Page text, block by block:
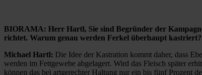
BIORAMA: Herr Hartl, Sie sind Begründer der
richtet. Warum genau werden Ferkel überhaupt kastriert?
Michael Hartl: Die Idee der Kastration kommt daher, dass
werden im Fettgewebe abgelagert. Wird das Fleisch später
können das bei artgerechter Haltung nur ein bis fünf Prozent